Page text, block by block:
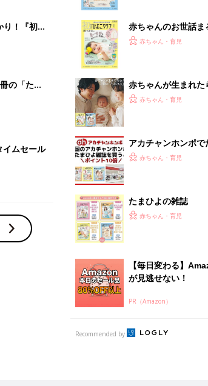
が見逃せない！
PR（Amazon）
離乳食はいつから？進め方は？「た
授乳の悩みや初めての離乳食
子育てとお金
妊娠・出産・育児にかかる費用
金・助成金を解説